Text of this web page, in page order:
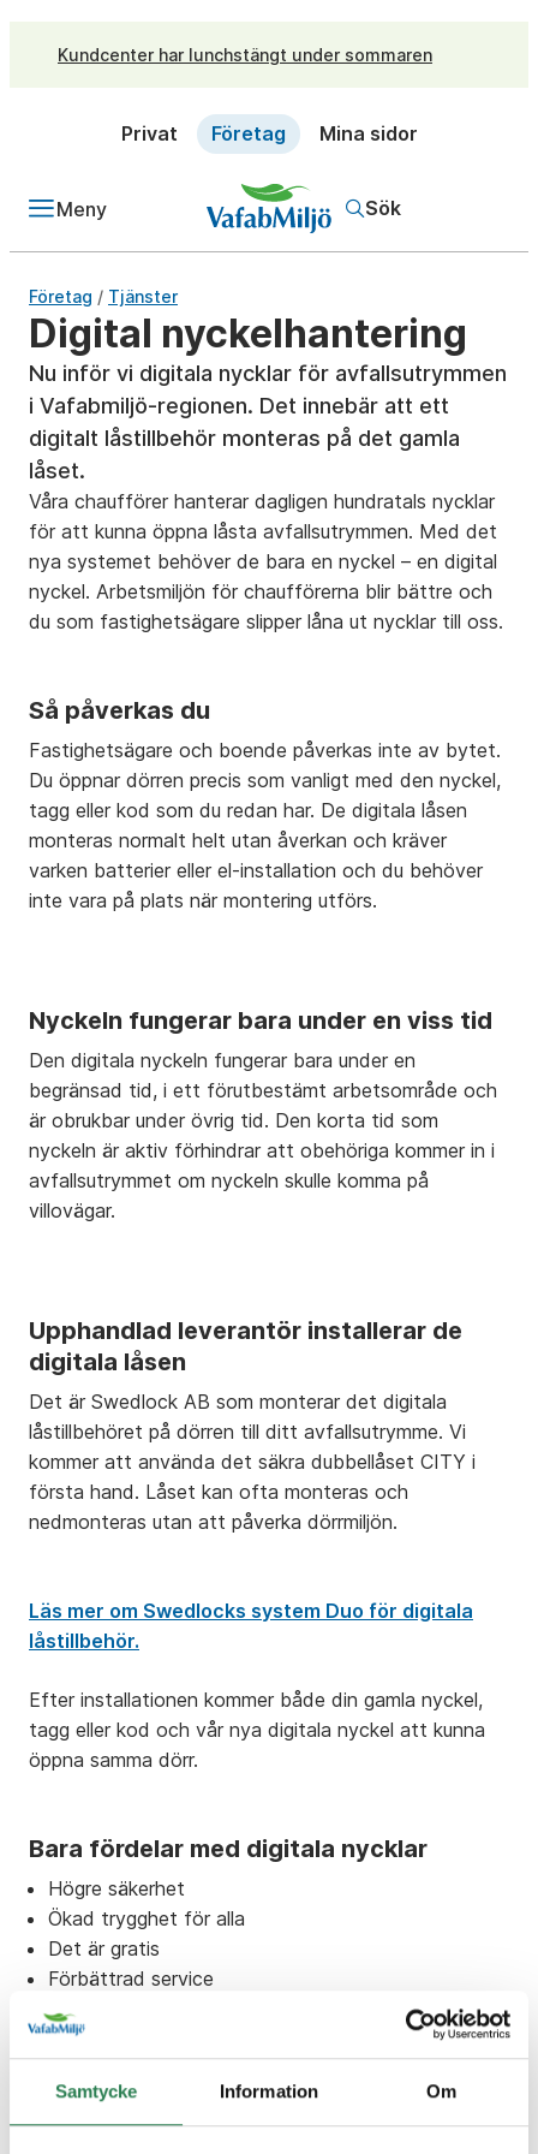
Samtycke Information Om
Kundcenter har lunchstängt under sommaren
Privat Företag Mina sidor
Meny Sök
Företag / Tjänster
Digital nyckelhantering
Nu inför vi digitala nycklar för avfallsutrymmen
i Vafabmiljö-regionen. Det innebär att ett
digitalt låstillbehör monteras på det gamla
låset.
Våra chaufförer hanterar dagligen hundratals nycklar
för att kunna öppna låsta avfallsutrymmen. Med det
nya systemet behöver de bara en nyckel – en digital
nyckel. Arbetsmiljön för chaufförerna blir bättre och
du som fastighetsägare slipper låna ut nycklar till oss.
Så påverkas du
Fastighetsägare och boende påverkas inte av bytet.
Du öppnar dörren precis som vanligt med den nyckel,
tagg eller kod som du redan har. De digitala låsen
monteras normalt helt utan åverkan och kräver
varken batterier eller el-installation och du behöver
inte vara på plats när montering utförs.
Nyckeln fungerar bara under en viss tid
Den digitala nyckeln fungerar bara under en
begränsad tid, i ett förutbestämt arbetsområde och
är obrukbar under övrig tid. Den korta tid som
nyckeln är aktiv förhindrar att obehöriga kommer in i
avfallsutrymmet om nyckeln skulle komma på
villovägar.
Upphandlad leverantör installerar de
digitala låsen
Det är Swedlock AB som monterar det digitala
låstillbehöret på dörren till ditt avfallsutrymme. Vi
kommer att använda det säkra dubbellåset CITY i
första hand. Låset kan ofta monteras och
nedmonteras utan att påverka dörrmiljön.
Läs mer om Swedlocks system Duo för digitala
låstillbehör.
Efter installationen kommer både din gamla nyckel,
tagg eller kod och vår nya digitala nyckel att kunna
öppna samma dörr.
Bara fördelar med digitala nycklar
Högre säkerhet
Ökad trygghet för alla
Det är gratis
Förbättrad service
Du behöver inte längre låna ut nycklar till våra
chaufförer
Färre avvikelser
Färre nycklar i omlopp